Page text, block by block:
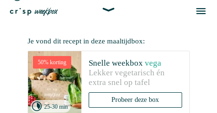


Je vond dit recept in deze maaltijdbox:
50% korting
25-30 min
Snelle weekbox vega
Lekker vegetarisch én
extra snel op tafel
Probeer deze box